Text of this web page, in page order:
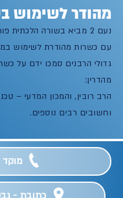
מהודר לשימוש
נעם‭ ‬2‭ ‬מביא‭ ‬בשורה‭ ‬הלכתית‭ ‬פורצת‭ ‬דרך‭,
‬עם‭ ‬כשרות‭ ‬מהודרת‭ ‬לשימוש‭ ‬במים‭ ‬החמים‭ ‬והקרים‭ ‬גם‭ ‬בשבת‭ ‬ובחג‭.‬
‬מהדרין:
‬וחשובים‭ ‬רבים‭ ‬נוספים.
מוקד